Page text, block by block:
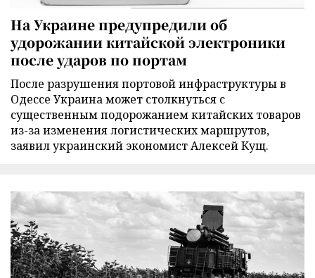
На Украине предупредили об
удорожании китайской электроники
после ударов по портам
После разрушения портовой инфраструктуры в
Одессе Украина может столкнуться с
существенным подорожанием китайских товаров
из-за изменения логистических маршрутов,
заявил украинский экономист Алексей Кущ.